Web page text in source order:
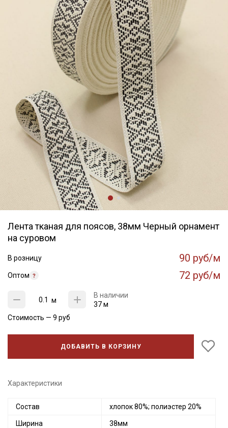
Лента тканая для поясов, 38мм Черный орнамент
на суровом
В розницу 90 руб/м
Оптом 72 руб/м
м
В наличии
37 м
Стоимость — 9 руб
ДОБАВИТЬ В КОРЗИНУ
Характеристики
Состав хлопок 80%; полиэстер 20%
Ширина 38мм